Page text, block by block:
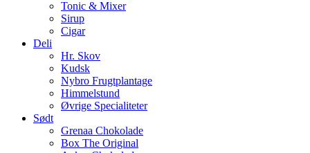
Tonic & Mixer
Sirup
Cigar
Deli
Hr. Skov
Kudsk
Nybro Frugtplantage
Himmelstund
Øvrige Specialiteter
Sødt
Grenaa Chokolade
Box The Original